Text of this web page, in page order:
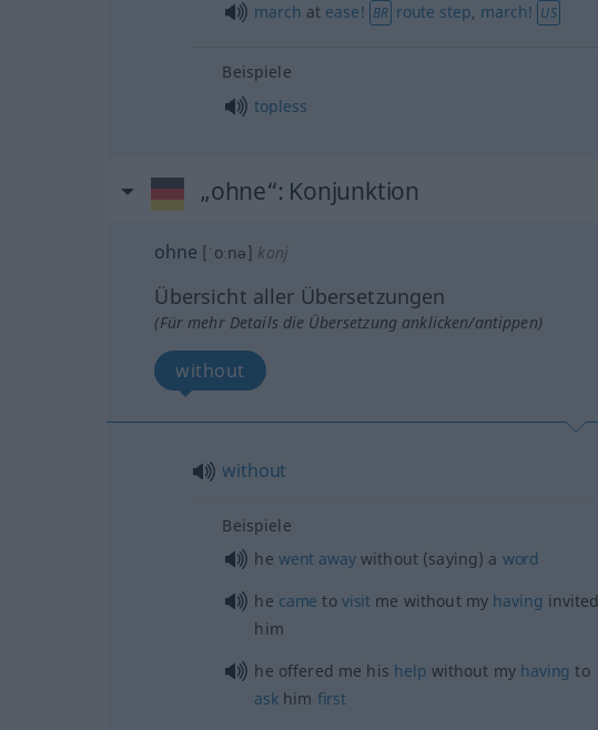
march at ease! BR route step, march! US
Beispiele
topless
„ohne“: Konjunktion
ohne [ˈoːnə] konj
Übersicht aller Übersetzungen
(Für mehr Details die Übersetzung anklicken/antippen)
without
without
Beispiele
he went awaywithout (saying) a word
he came to visit me without my having invited
him
he offered me his help without my having to
ask him first